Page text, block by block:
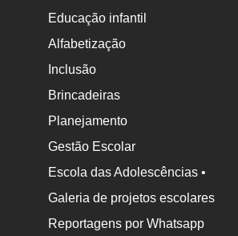
Educação infantil
Alfabetização
Inclusão
Brincadeiras
Planejamento
Gestão Escolar
Escola das Adolescências •
Galeria de projetos escolares
Reportagens por Whatsapp